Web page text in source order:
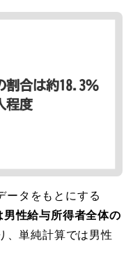
ータをもとにする
性給与所得者全体の
、単純計算では男性